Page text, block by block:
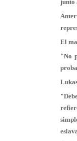
junto
El
"No